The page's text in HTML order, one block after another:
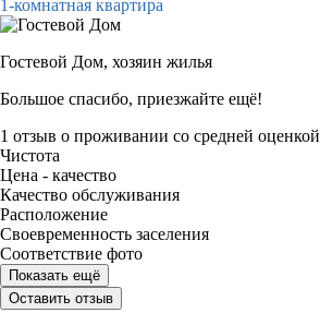
1-комнатная квартира
Гостевой Дом, хозяин жилья
Большое спасибо, приезжайте ещё!
1 отзыв о проживании со средней оценкой
Чистота
Цена - качество
Качество обслуживания
Расположение
Своевременность заселения
Соответствие фото
Показать ещё
Оставить отзыв